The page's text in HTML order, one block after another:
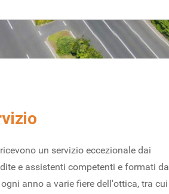
un servizio eccezionale dai
e assistenti competenti e formati da
anno a varie fiere dell'ottica, tra cui